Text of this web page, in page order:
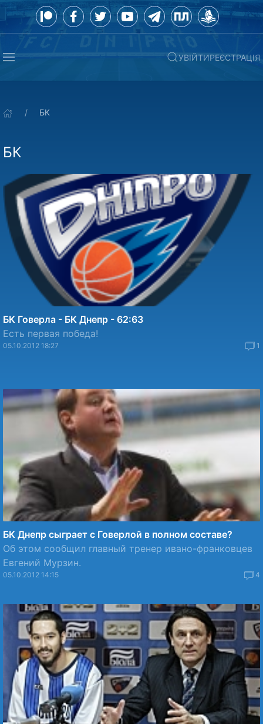
УВІЙТИРЕЄСТРАЦІЯ
БК
БК
БК Говерла - БК Днепр - 62:63
Есть первая победа!
05.10.2012 18:27 1
БК Днепр сыграет с Говерлой в полном составе?
Об этом сообщил главный тренер ивано-франковцев
Евгений Мурзин.
05.10.2012 14:15 4